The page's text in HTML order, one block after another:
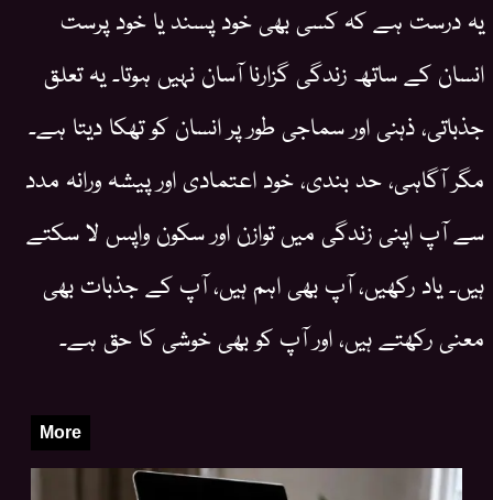
یہ درست ہے کہ کسی بھی خود پسند یا خود پرست
انسان کے ساتھ زندگی گزارنا آسان نہیں ہوتا۔ یہ تعلق
جذباتی، ذہنی اور سماجی طور پر انسان کو تھکا دیتا ہے۔
مگر آگاہی، حد بندی، خود اعتمادی اور پیشہ ورانہ مدد
سے آپ اپنی زندگی میں توازن اور سکون واپس لا سکتے
ہیں۔ یاد رکھیں، آپ بھی اہم ہیں، آپ کے جذبات بھی
معنی رکھتے ہیں، اور آپ کو بھی خوشی کا حق ہے۔
More